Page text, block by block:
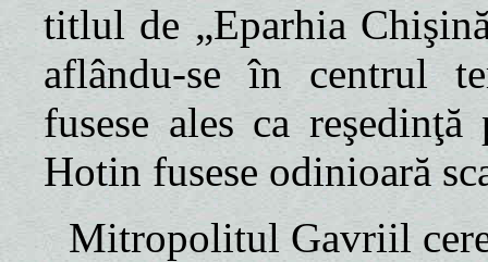
titlul de „Eparhia
aflându-se în centrul
fusese ales ca
Hotin fusese odinioară
Mitropolitul Gavriil